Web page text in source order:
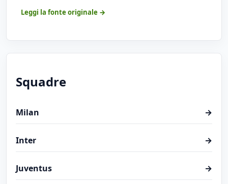
Leggi la fonte originale →
Squadre
Milan →
Inter →
Juventus →